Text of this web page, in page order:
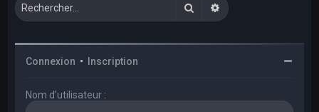
RechercherRecherche avancée
Connexion • Inscription
Nom d’utilisateur :